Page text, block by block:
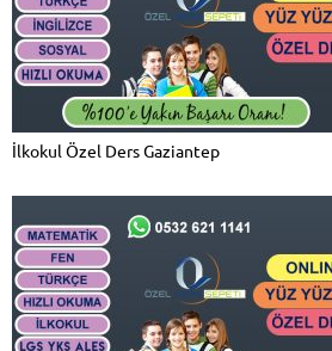
İlkokul Özel Ders Gaziantep